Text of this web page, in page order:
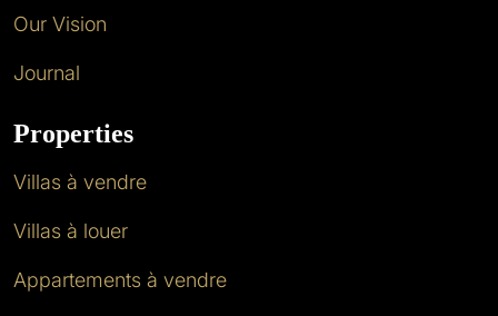
Our Vision
Journal
Properties
Villas à vendre
Villas à louer
Appartements à vendre